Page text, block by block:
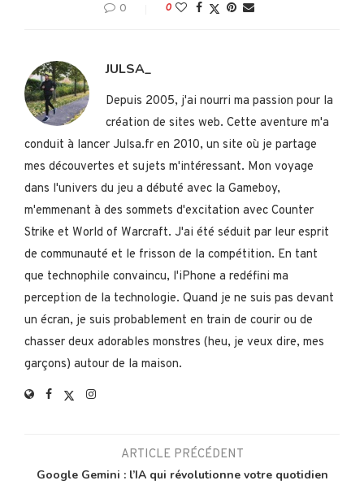
0 0
JULSA_
Depuis 2005, j'ai nourri ma passion pour la
création de sites web. Cette aventure m'a
conduit à lancer Julsa.fr en 2010, un site où je partage
mes découvertes et sujets m'intéressant. Mon voyage
dans l'univers du jeu a débuté avec la Gameboy,
m'emmenant à des sommets d'excitation avec Counter
Strike et World of Warcraft. J'ai été séduit par leur esprit
de communauté et le frisson de la compétition. En tant
que technophile convaincu, l'iPhone a redéfini ma
perception de la technologie. Quand je ne suis pas devant
un écran, je suis probablement en train de courir ou de
chasser deux adorables monstres (heu, je veux dire, mes
garçons) autour de la maison.
ARTICLE PRÉCÉDENT
Google Gemini : l’IA qui révolutionne votre quotidien